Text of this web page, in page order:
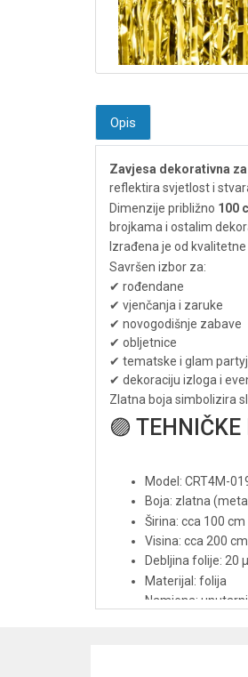
Opis
Zavjesa dekorativna
reflektira svjetlost i
Dimenzije približno 100
brojkama i ostalim
Izrađena je od
Savršen izbor za:
✔ rođendane
✔ vjenčanja i zaruke
✔ novogodišnje zabave
✔ obljetnice
✔ tematske i glam
✔ dekoraciju izloga i
Zlatna boja simbolizira
🟣
Model: CRT4M-
Boja: zlatna
Širina: cca 100 cm
Visina: cca 200 cm
Debljina folije: 20
Materijal: folija
Namjena: